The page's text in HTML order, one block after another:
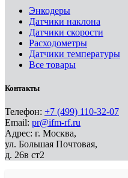
Энкодеры
Датчики наклона
Датчики скорости
Расходометры
Датчики температуры
Все товары
Контакты
Телефон: +7 (499) 110-32-07
Email: pr@ifm-rf.ru
Адрес: г. Москва,
ул. Большая Почтовая,
д. 26в ст2